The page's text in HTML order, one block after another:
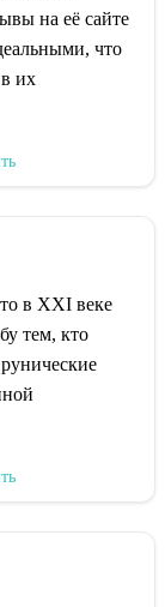
на её сайте
что
их
в XXI веке
тем, кто